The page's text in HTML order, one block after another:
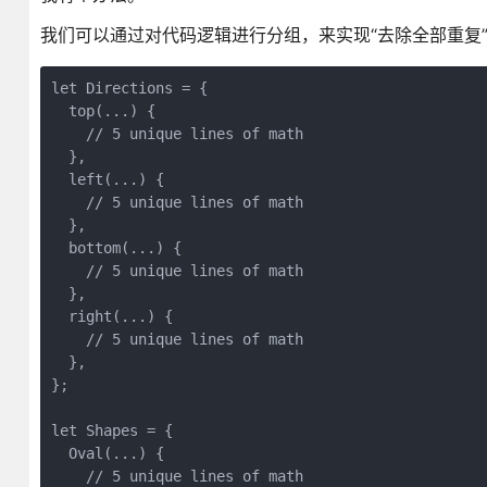
我们可以通过对代码逻辑进行分组，来实现“去除全部重复”
let Directions = {
  top(...) {
    // 5 unique lines of math
  },
  left(...) {
    // 5 unique lines of math
  },
  bottom(...) {
    // 5 unique lines of math
  },
  right(...) {
    // 5 unique lines of math
  },
};
let Shapes = {
  Oval(...) {
    // 5 unique lines of math